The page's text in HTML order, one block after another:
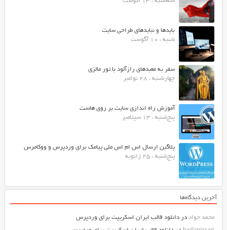
بایدها و نبایدهای طراحی سایت
شنبه ، 10 آگوست
سفر به معبدهای رازآلود با تور مالزی
چهارشنبه ، 28 نوامبر
آموزش راه اندازی سایت بر روی هاست
پنج‌شنبه ، 13 سپتامبر
پلاگین ارسال اس ام اس ملی پیامک برای وردپرس و ووکامرس
پنج‌شنبه ، 25 ژانویه
آخرین دیدگاه‌ها
محمد جواددر دانلود قالب ایران اسکریپت برای وردپرس